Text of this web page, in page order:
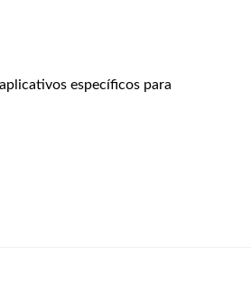
específicos para